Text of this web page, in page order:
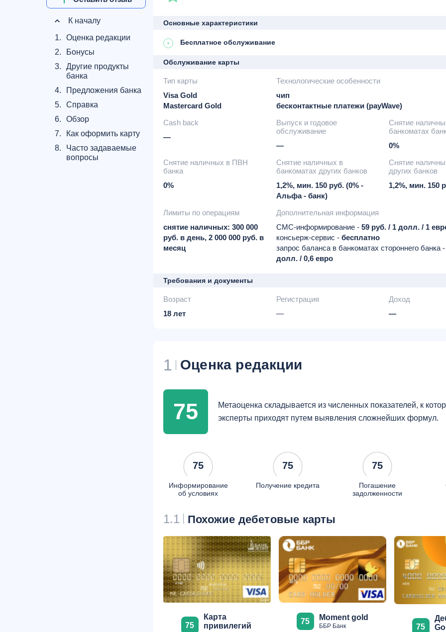
К началу
1.
Оценка редакции
2.
Бонусы
3.
Другие продукты
банка
4.
Предложения банка
5.
Справка
6.
Обзор
7.
Как оформить карту
8.
Часто задаваемые
вопросы
Основные характеристики
Бесплатное обслуживание
Обслуживание карты
Тип карты
Visa Gold
Mastercard Gold
Технологические особенности
чип
бесконтактные платежи (payWave)
Cash back
—
Выпуск и годовое
обслуживание
—
Снятие
банкоматах
0%
Снятие наличных в ПВН
банка
0%
Снятие наличных в
банкоматах других банков
1,2%, мин. 150 руб. (0% -
Альфа - банк)
Снятие
других банков
1,2%, мин. 150
Лимиты по операциям
снятие наличных: 300 000
руб. в день, 2 000 000 руб. в
месяц
Дополнительная информация
СМС-информирование - 59 руб. / 1 долл. / 1
консьерж-сервис - бесплатно
запрос баланса в банкоматах стороннего банка -
долл. / 0,6 евро
Требования и документы
Возраст
18 лет
Регистрация
—
Доход
—
1 Оценка редакции
75
Метаоценка складывается из численных показателей, к
эксперты приходят путем выявления сложнейших формул.
75
Информирование
об условиях
75
Получение кредита
75
Погашение
задолженности
1.1 Похожие дебетовые карты
75
Карта
привилегий
75 Moment gold
ББР Банк 75